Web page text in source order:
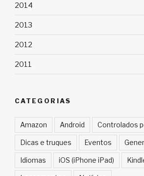
2014
2013
2012
2011
CATEGORIAS
Amazon Android Controlados
Dicas e truques Eventos
Idiomas iOS (iPhone iPad)